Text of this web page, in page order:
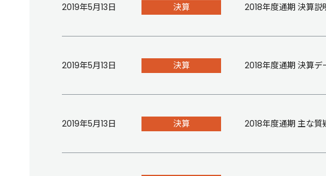
2019年5月13日 決算 2018年度通期 決算
2019年5月13日 決算 2018年度通期 決算
2019年5月13日 決算 2018年度通期 主な